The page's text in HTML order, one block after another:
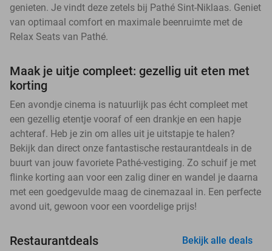
genieten. Je vindt deze zetels bij Pathé Sint-Niklaas. Geniet
van optimaal comfort en maximale beenruimte met de
Relax Seats van Pathé.
Maak je uitje compleet: gezellig uit eten met
korting
Een avondje cinema is natuurlijk pas écht compleet met
een gezellig etentje vooraf of een drankje en een hapje
achteraf. Heb je zin om alles uit je uitstapje te halen?
Bekijk dan direct onze fantastische restaurantdeals in de
buurt van jouw favoriete Pathé-vestiging. Zo schuif je met
flinke korting aan voor een zalig diner en wandel je daarna
met een goedgevulde maag de cinemazaal in. Een perfecte
avond uit, gewoon voor een voordelige prijs!
Restaurantdeals Bekijk alle deals